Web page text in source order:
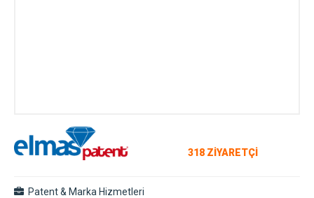
318 ZİYARETÇİ
Patent & Marka Hizmetleri